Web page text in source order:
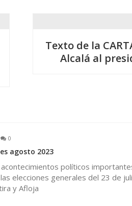
Texto de la
Alcalá al
0
agosto 2023
políticos
elecciones generales del 23 de
y Afloja